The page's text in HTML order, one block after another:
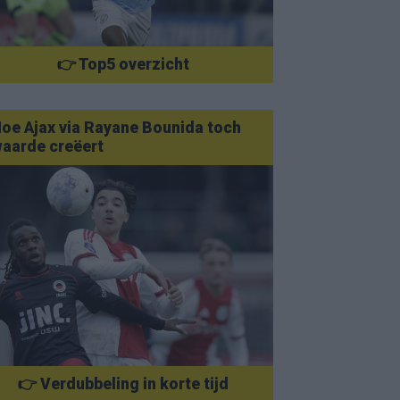
👉 Top5 overzicht
Ajax via Rayane Bounida toch
creëert
👉 Verdubbeling in korte tijd